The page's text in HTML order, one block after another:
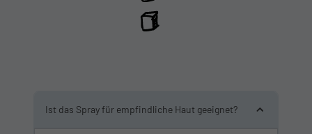
Ist das Spray für empfindliche Haut geeignet?